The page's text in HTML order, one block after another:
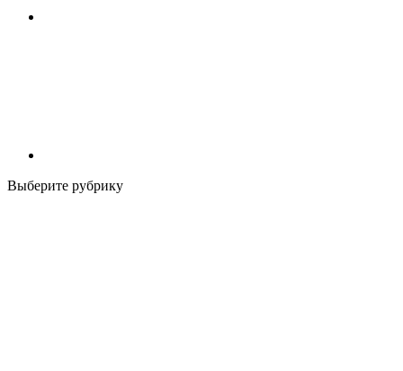
Выберите рубрику